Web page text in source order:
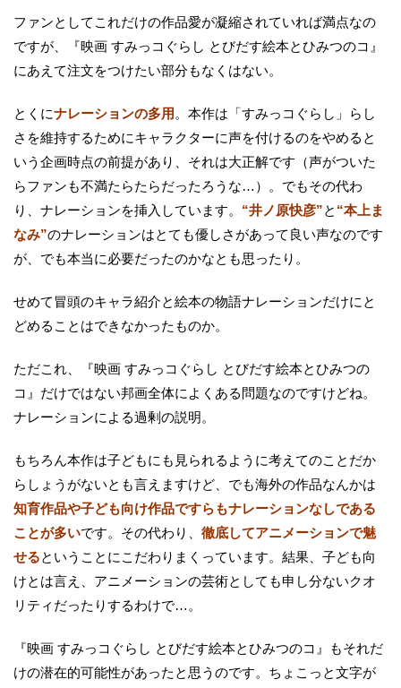
ファンとしてこれだけの作品愛が凝縮されていれば満点なの
ですが、『映画 すみっコぐらし とびだす絵本とひみつのコ』
にあえて注文をつけたい部分もなくはない。
とくにナレーションの多用 。本作は「すみっコぐらし」らし
さを維持するためにキャラクターに声を付けるのをやめると
いう企画時点の前提があり、それは大正解です（声がついた
らファンも不満たらたらだったろうな…）。でもその代わ
り、ナレーションを挿入しています。 “井ノ原快彦”と “本上ま
なみ”のナレーションはとても優しさがあって良い声なのです
が、でも本当に必要だったのかなとも思ったり。
せめて冒頭のキャラ紹介と絵本の物語ナレーションだけにと
どめることはできなかったものか。
ただこれ、『映画 すみっコぐらし とびだす絵本とひみつの
コ』だけではない邦画全体によくある問題なのですけどね。
ナレーションによる過剰の説明。
もちろん本作は子どもにも見られるように考えてのことだか
らしょうがないとも言えますけど、でも海外の作品なんかは
知育作品や子ども向け作品ですらもナレーションなしである
ことが多いです。その代わり、 徹底してアニメーションで魅
せるということにこだわりまくっています。結果、子ども向
けとは言え、アニメーションの芸術としても申し分ないクオ
リティだったりするわけで…。
『映画 すみっコぐらし とびだす絵本とひみつのコ』もそれだ
けの潜在的可能性があったと思うのです。ちょこっと文字が